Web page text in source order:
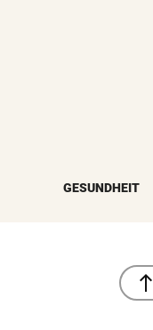
GESUNDHEIT
north